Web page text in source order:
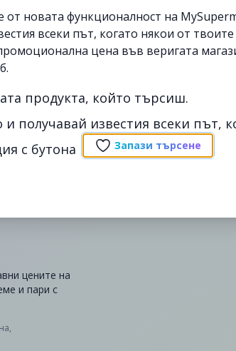
цените на
и пари с
от новата функционалност на
всеки път, когато някои от
цена във веригата
продукта, който търсиш.
получавай известия всеки път,
с бутона
Запази търсене